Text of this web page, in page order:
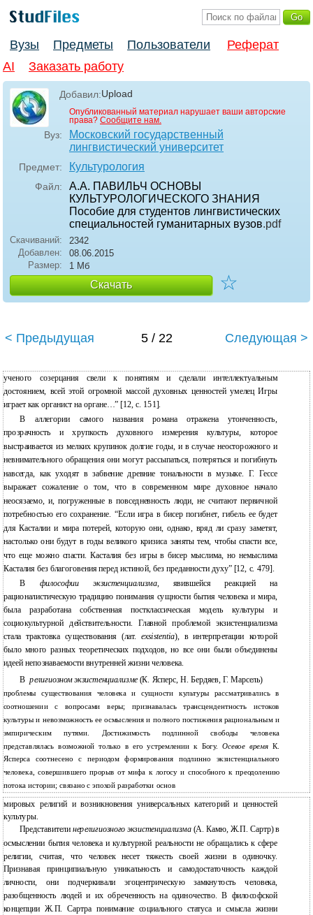
Вузы Предметы Пользователи
Реферат
AI
Заказать работу
Добавил:Upload
Опубликованный материал нарушает ваши авторские
права? Сообщите нам.
Вуз:
Московский государственный
лингвистический университет
Предмет: Культурология
Файл:
А.А. ПАВИЛЬЧ ОСНОВЫ
КУЛЬТУРОЛОГИЧЕСКОГО ЗНАНИЯ
Пособие для студентов лингвистических
специальностей гуманитарных вузов.pdf
Скачиваний:
2342
Добавлен:
08.06.2015
Размер:
1 Мб
Скачать ☆
< Предыдущая 5 / 22 Следующая >
ученого созерцания свели к понятиям и сделали интеллектуальным
достоянием, всей этой огромной массой духовных ценностей умелец Игры
играет как органист на органе…” [12, с. 151].
В
аллегории самого названия романа отражена утонченность,
прозрачность и хрупкость духовного измерения культуры, которое
выстраивается из мелких крупинок долгие годы, и в случае неосторожного и
невнимательного обращения они могут рассыпаться, потеряться и погибнуть
навсегда, как уходят в забвение древние тональности в музыке. Г. Гессе
выражает сожаление о том, что в современном мире духовное начало
неосязаемо, и, погруженные в повседневность люди, не считают первичной
потребностью его сохранение. “Если игра в бисер погибнет, гибель ее будет
для Касталии и мира потерей, которую они, однако, вряд ли сразу заметят,
настолько они будут в годы великого кризиса заняты тем, чтобы спасти все,
что еще можно спасти. Касталия без игры в бисер мыслима, но немыслима
Касталия без благоговения перед истиной, без преданности духу” [12, с. 479].
В
философии экзистенциализма, явившейся реакцией на
рационалистическую традицию понимания сущности бытия человека и мира,
была разработана собственная постклассическая модель культуры и
социокультурной действительности. Главной проблемой экзистенциализма
стала трактовка существования (лат.exsistentia), в интерпретации которой
было много разных теоретических подходов, но все они были объединены
идеей непознаваемости внутренней жизни человека.
В религиозном экзистенциализме (К. Ясперс, Н. Бердяев, Г. Марсель)
проблемы существования человека и сущности культуры рассматривались в
соотношении с вопросами веры; признавалась трансцендентность истоков
культуры и невозможность ее осмысления и полного постижения рациональным и
эмпирическим путями. Достижимость подлинной свободы человека
представлялась возможной только в его устремлении к Богу. Осевое время К.
Ясперса соотнесено с периодом формирования подлинно экзистенциального
человека, совершившего прорыв от мифа к логосу и способного к преодолению
потока истории; связано с эпохой разработки основ
мировых религий и возникновения универсальных категорий и ценностей
культуры.
Представителинерелигиозного экзистенциализма (А. Камю, Ж.П. Сартр) в
осмыслении бытия человека и культурной реальности не обращались к сфере
религии, считая, что человек несет тяжесть своей жизни в одиночку.
Признавая принципиальную уникальность и самодостаточность каждой
личности, они подчеркивали эгоцентрическую замкнутость человека,
разобщенность людей и их обреченность на одиночество. В философской
концепции Ж.П. Сартра понимание социального статуса и смысла жизни